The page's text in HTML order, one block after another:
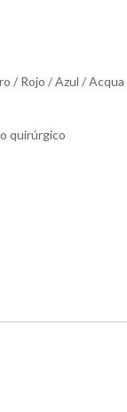
/ Rojo / Azul / Acqua
quirúrgico